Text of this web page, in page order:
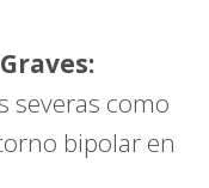
severas como
bipolar en